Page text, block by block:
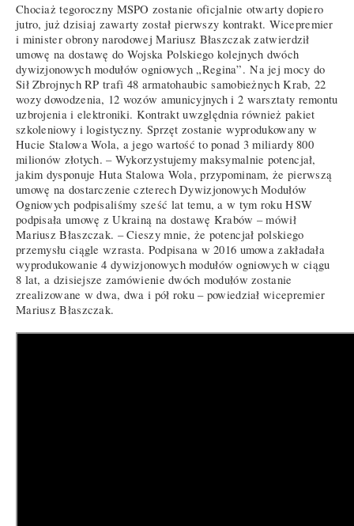
Chociaż tegoroczny MSPO zostanie oficjalnie otwarty dopiero
jutro, już dzisiaj zawarty został pierwszy kontrakt. Wicepremier
i minister obrony narodowej Mariusz Błaszczak zatwierdził
umowę na dostawę do Wojska Polskiego kolejnych dwóch
dywizjonowych modułów ogniowych „Regina”. Na jej mocy do
Sił Zbrojnych RP trafi 48 armatohaubic samobieżnych Krab, 22
wozy dowodzenia, 12 wozów amunicyjnych i 2 warsztaty remontu
uzbrojenia i elektroniki. Kontrakt uwzględnia również pakiet
szkoleniowy i logistyczny. Sprzęt zostanie wyprodukowany w
Hucie Stalowa Wola, a jego wartość to ponad 3 miliardy 800
milionów złotych. – Wykorzystujemy maksymalnie potencjał,
jakim dysponuje Huta Stalowa Wola, przypominam, że pierwszą
umowę na dostarczenie czterech Dywizjonowych Modułów
Ogniowych podpisaliśmy sześć lat temu, a w tym roku HSW
podpisała umowę z Ukrainą na dostawę Krabów – mówił
Mariusz Błaszczak. – Cieszy mnie, że potencjał polskiego
przemysłu ciągle wzrasta. Podpisana w 2016 umowa zakładała
wyprodukowanie 4 dywizjonowych modułów ogniowych w ciągu
8 lat, a dzisiejsze zamówienie dwóch modułów zostanie
zrealizowane w dwa, dwa i pół roku – powiedział wicepremier
Mariusz Błaszczak.